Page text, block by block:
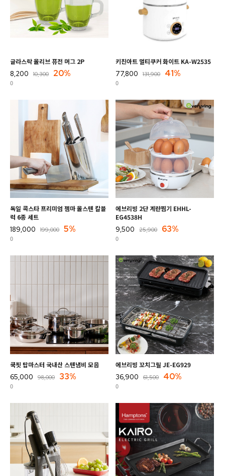
글라스락 올리브 퓨전 머그 2P
8,200
10,300 20%
0
키친아트 멀티쿠커 화이트 KA-W2535
77,800
131,900 41%
0
독일 콕스타 프리미엄 젬마 올스텐 칼블
럭 6종 세트
189,000
199,000 5%
0
에브리빙 2단 계란찜기 EHHL-
EG4538H
9,500
25,900 63%
0
쿡핏 탑마스터 국내산 스텐냄비 모음
65,000
98,000 33%
0
에브리빙 꼬치그릴 JE-EG929
36,900
61,500 40%
0